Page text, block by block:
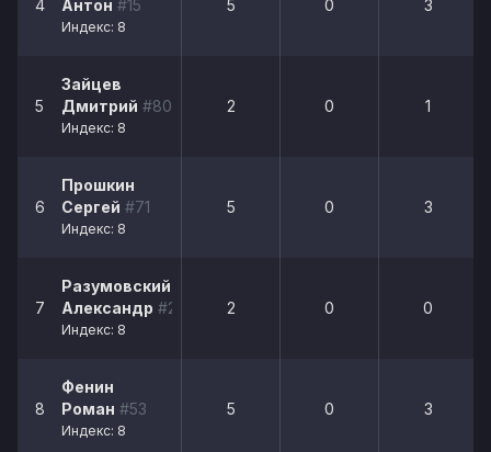
4
Антон #15
Индекс: 8
5 0 3
5
Зайцев
Дмитрий #80
Индекс: 8
2 0 1
6
Прошкин
Сергей #71
Индекс: 8
5 0 3
7
Разумовский
Александр #20
Индекс: 8
2 0 0
8
Фенин
Роман #53
Индекс: 8
5 0 3